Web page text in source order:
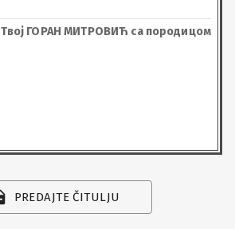
Твој ГОРАН МИТРОВИЋ са породицом
PREDAJTE ČITULJU